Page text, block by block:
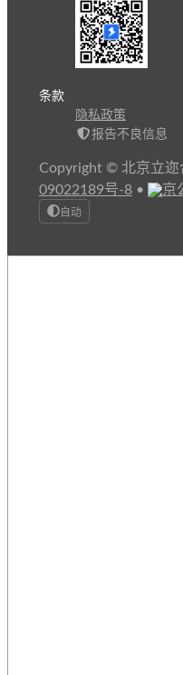
条款
隐私政策
报告不良信息
Copyright © 北京立迩
09022189号-8 • 京
自动